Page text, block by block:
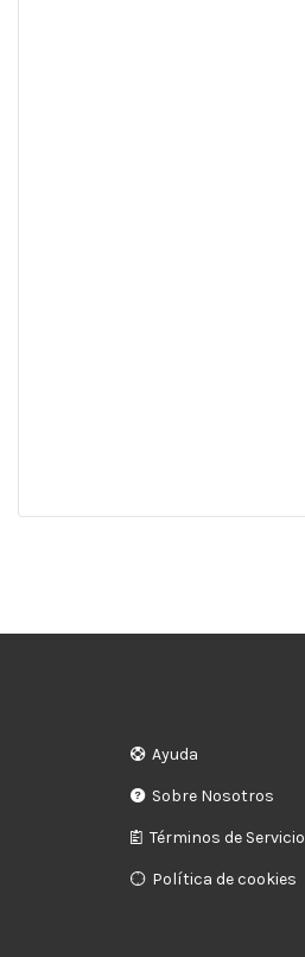
Ayuda
Sobre Nosotros
Términos de Servicio
Política de cookies